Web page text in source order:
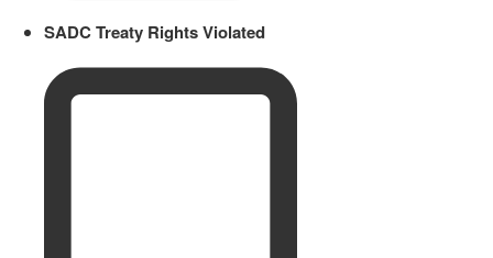
SADC Treaty Rights Violated